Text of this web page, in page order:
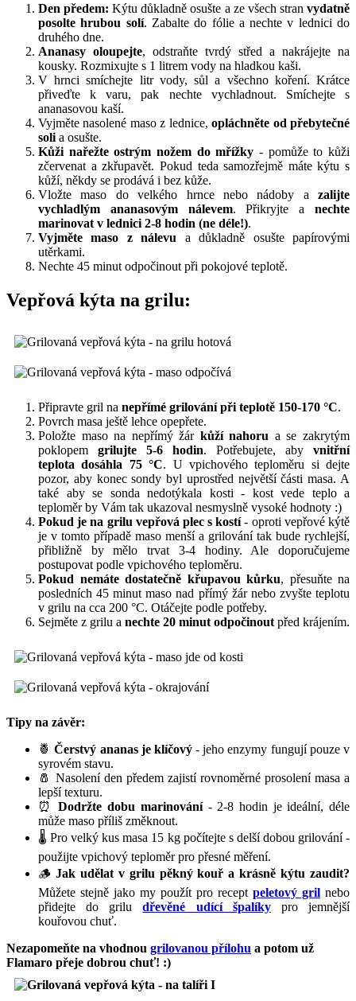
Den předem: Kýtu důkladně osušte a ze všech stranvydatně
posolte hrubou solí. Zabalte do fólie a nechte v lednici do
druhého dne.
Ananasy oloupejte, odstraňte tvrdý střed a nakrájejte na
kousky. Rozmixujte s 1 litrem vody na hladkou kaši.
V hrnci smíchejte litr vody, sůl a všechno koření. Krátce
přiveďte k varu, pak nechte vychladnout. Smíchejte s
ananasovou kaší.
Vyjměte nasolené maso z lednice,opláchněte od přebytečné
soli a osušte.
Kůži nařežte ostrým nožem do mřížky - pomůže to kůži
zčervenat a zkřupavět. Pokud teda samozřejmě máte kýtu s
kůží, někdy se prodává i bez kůže.
Vložte maso do velkého hrnce nebo nádoby a zalijte
vychladlým ananasovým nálevem. Přikryjte anechte
marinovat v lednici 2-8 hodin (ne déle!).
Vyjměte maso z nálevu a důkladně osušte papírovými
utěrkami.
Nechte 45 minut odpočinout při pokojové teplotě.
Vepřová kýta na grilu:
Připravte gril na nepřímé grilování při teplotě 150-170 °C.
Povrch masa ještě lehce opepřete.
Položte maso na nepřímý žár kůží nahoru a se zakrytým
poklopem grilujte 5-6 hodin. Potřebujete, aby vnitřní
teplota dosáhla 75 °C. U vpichového teploměru si dejte
pozor, aby konec sondy byl uprostřed největší části masa. A
také aby se sonda nedotýkala kosti - kost vede teplo a
teploměr by Vám tak ukazoval nesmyslně vysoké hodnoty :)
Pokud je na grilu vepřová plec s kostí- oproti vepřové kýtě
je v tomto případě maso menší a grilování tak bude rychlejší,
přibližně by mělo trvat 3-4 hodiny. Ale doporučujeme
postupovat podle vpichového teploměru.
Pokud nemáte dostatečně křupavou kůrku, přesuňte na
posledních 45 minut maso nad přímý žár nebo zvyšte teplotu
v grilu na cca 200 °C. Otáčejte podle potřeby.
Sejměte z grilu a nechte 20 minut odpočinout před krájením.
Tipy na závěr:
🍍Čerstvý ananas je klíčový- jeho enzymy fungují pouze v
syrovém stavu.
🧂 Nasolení den předem zajistí rovnoměrné prosolení masa a
lepší texturu.
⏰Dodržte dobu marinování- 2-8 hodin je ideální, déle
může maso příliš změknout.
🌡️ Pro velký kus masa 15 kg počítejte s delší dobou grilování -
použijte vpichový teploměr pro přesné měření.
🪵 Jak udělat v grilu pěkný kouř a krásně kýtu zaudit?
Můžete stejně jako my použít pro recept peletový gril nebo
přidejte do griludřevěné udící špalíkypro jemnější
kouřovou chuť.
Nezapomeňte na vhodnou grilovanou přílohu a potom už
Flamaro přeje dobrou chuť! :)